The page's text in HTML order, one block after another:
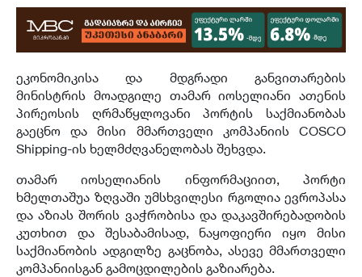
ეკონომიკისა და მდგრადი განვითარების
მინისტრის მოადგილე თამარ იოსელიანი ათენის
პირეოსის ღრმაწყლოვანი პორტის საქმიანობას
გაეცნო და მისი მმართველი კომპანიის COSCO
Shipping-ის ხელმძღვანელობას შეხვდა.
თამარ იოსელიანის ინფორმაციით, პორტი
ხმელთაშუა ზღვაში უმსხვილესი რგოლია ევროპასა
და აზიას შორის ვაჭრობისა და დაკავშირებადობის
კუთხით და შესაბამისად, ნაყოფიერი იყო მისი
საქმიანობის ადგილზე გაცნობა, ასევე მმართველი
კომპანიისგან გამოცდილების გაზიარება.